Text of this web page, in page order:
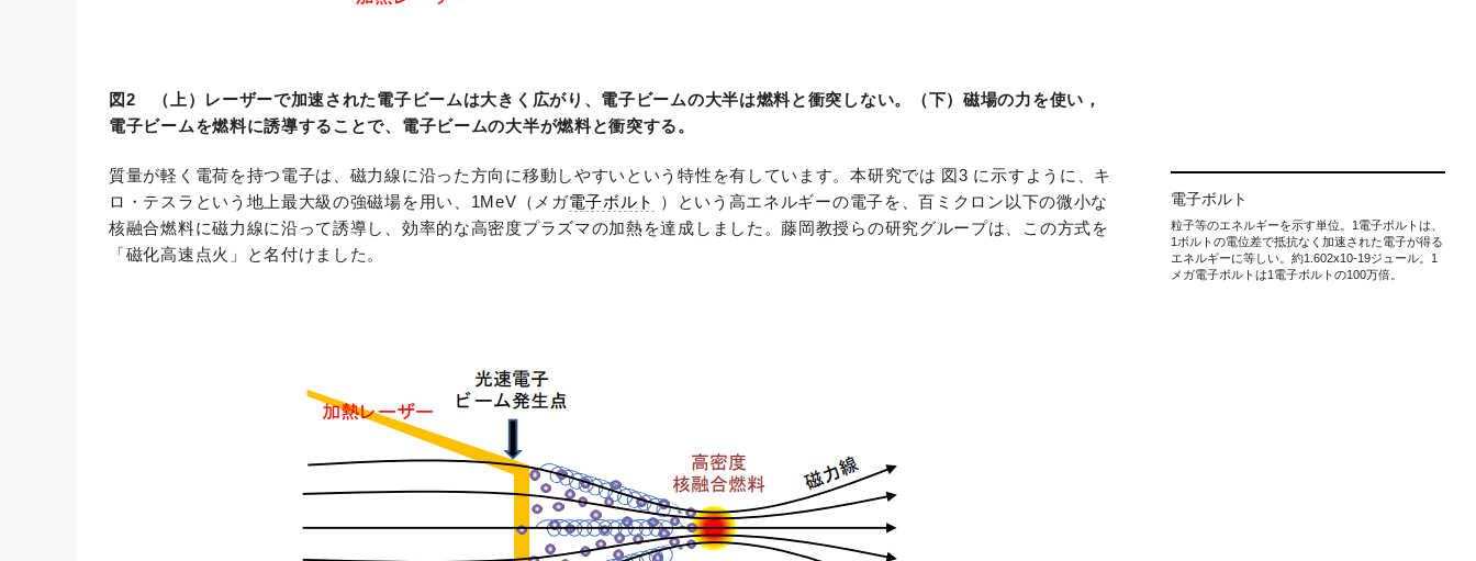
図2 （上）レーザーで加速された電子ビームは大きく広がり、電子ビームの大半は燃料と衝突しない。（下）磁場の力を使い，
電子ビームを燃料に誘導することで、電子ビームの大半が燃料と衝突する。
質量が軽く電荷を持つ電子は、磁力線に沿った方向に移動しやすいという特性を有しています。本研究では 図3 に示すように、キ
ロ・テスラという地上最大級の強磁場を用い、1MeV（メガ電子ボルト
）という高エネルギーの電子を、百ミクロン以下の微小な
核融合燃料に磁力線に沿って誘導し、効率的な高密度プラズマの加熱を達成しました。藤岡教授らの研究グループは、この方式を
「磁化高速点火」と名付けました。
電子ボルト
粒子等のエネルギーを示す単位。1電子ボルトは、
1ボルトの電位差で抵抗なく加速された電子が得る
エネルギーに等しい。約1.602x10-19ジュール。1
メガ電子ボルトは1電子ボルトの100万倍。